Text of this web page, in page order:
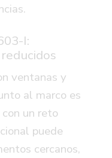
I:
ventanas y
al marco es
un reto
puede
cercanos,